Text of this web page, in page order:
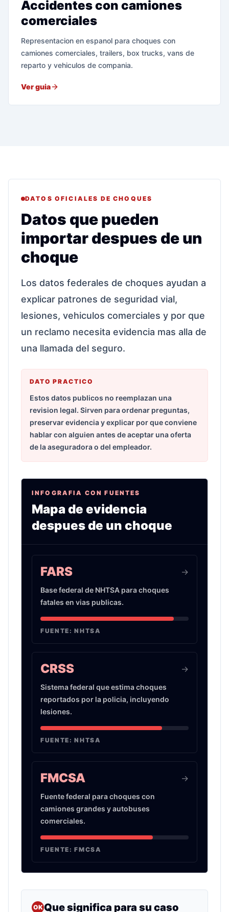
Accidentes con camiones
comerciales
Representacion en espanol para choques con
camiones comerciales, trailers, box trucks, vans de
reparto y vehiculos de compania.
Ver guia
DATOS OFICIALES DE CHOQUES
Datos que pueden
importar despues de un
choque
Los datos federales de choques ayudan a
explicar patrones de seguridad vial,
lesiones, vehiculos comerciales y por que
un reclamo necesita evidencia mas alla de
una llamada del seguro.
DATO PRACTICO
Estos datos publicos no reemplazan una
revision legal. Sirven para ordenar preguntas,
preservar evidencia y explicar por que conviene
hablar con alguien antes de aceptar una oferta
de la aseguradora o del empleador.
INFOGRAFIA CON FUENTES
Mapa de evidencia
despues de un choque
FARS
Base federal de NHTSA para choques
fatales en vias publicas.
->
FUENTE:NHTSA
CRSS
Sistema federal que estima choques
reportados por la policia, incluyendo
lesiones.
->
FUENTE:NHTSA
FMCSA
Fuente federal para choques con
camiones grandes y autobuses
comerciales.
->
FUENTE:FMCSA
OKQue significa para su caso